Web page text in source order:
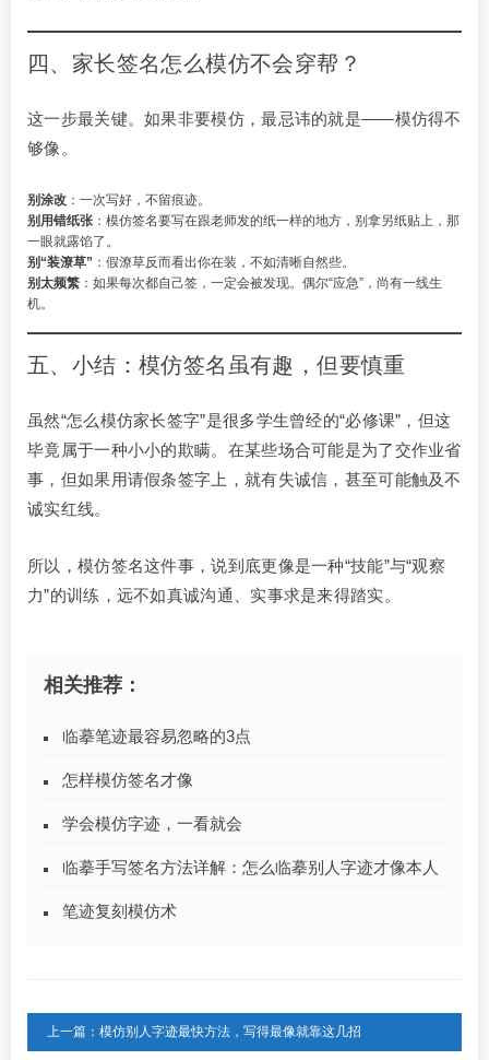
四、家长签名怎么模仿不会穿帮？
这一步最关键。如果非要模仿，最忌讳的就是——模仿得不
够像。
别涂改 ：一次写好，不留痕迹。
别用错纸张 ：模仿签名要写在跟老师发的纸一样的地方，别拿另纸贴上，那
一眼就露馅了。
别“装潦草” ：假潦草反而看出你在装，不如清晰自然些。
别太频繁 ：如果每次都自己签，一定会被发现。偶尔“应急”，尚有一线生
机。
五、小结：模仿签名虽有趣，但要慎重
虽然“怎么模仿家长签字”是很多学生曾经的“必修课”，但这
毕竟属于一种小小的欺瞒。在某些场合可能是为了交作业省
事，但如果用请假条签字上，就有失诚信，甚至可能触及不
诚实红线。
所以，模仿签名这件事，说到底更像是一种“技能”与“观察
力”的训练，远不如真诚沟通、实事求是来得踏实。
相关推荐：
临摹笔迹最容易忽略的3点
怎样模仿签名才像
学会模仿字迹，一看就会
临摹手写签名方法详解：怎么临摹别人字迹才像本人
笔迹复刻模仿术
上一篇：模仿别人字迹最快方法，写得最像就靠这几招